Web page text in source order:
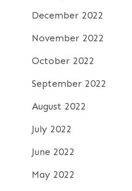
December 2022
November 2022
October 2022
September 2022
August 2022
July 2022
June 2022
May 2022